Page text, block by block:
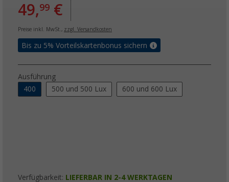
49,99 €
Preise inkl. MwSt., zzgl. Versandkosten
Bis zu 5% Vorteilskartenbonus sichern
Ausführung
400
500 und 500 Lux 600 und 600 Lux
Verfügbarkeit: LIEFERBAR IN 2-4 WERKTAGEN